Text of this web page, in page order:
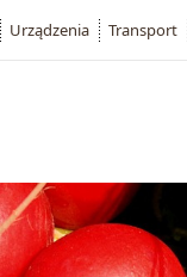
Urządzenia Transport